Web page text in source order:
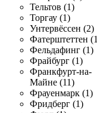
Тельтов (1)
Торгау (1)
Унтервёссен (2)
Фатерштеттен
Фельдафинг (1)
Фрайбург (1)
Франкфурт-на-
Майне (11)
Фрауенмарк (1)
Фридберг (1)